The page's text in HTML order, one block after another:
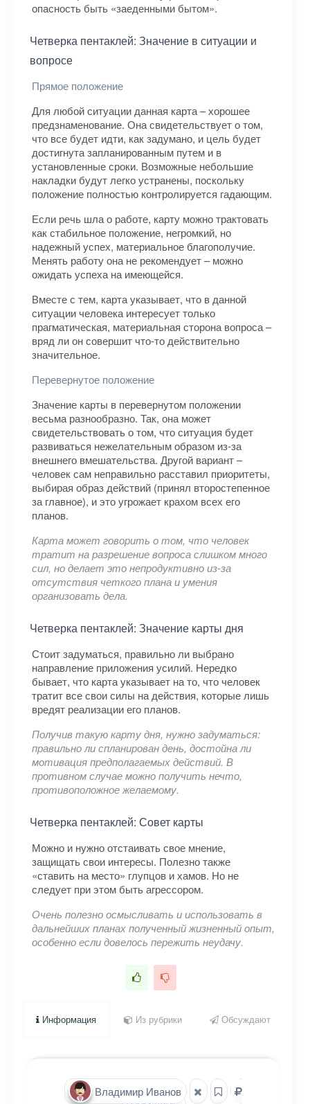
опасность быть «заеденными бытом».
Четверка пентаклей: Значение в ситуации и
вопросе
Прямое положение
Для любой ситуации данная карта – хорошее
предзнаменование. Она свидетельствует о том,
что все будет идти, как задумано, и цель будет
достигнута запланированным путем и в
установленные сроки. Возможные небольшие
накладки будут легко устранены, поскольку
положение полностью контролируется гадающим.
Если речь шла о работе, карту можно трактовать
как стабильное положение, негромкий, но
надежный успех, материальное благополучие.
Менять работу она не рекомендует – можно
ожидать успеха на имеющейся.
Вместе с тем, карта указывает, что в данной
ситуации человека интересует только
прагматическая, материальная сторона вопроса –
вряд ли он совершит что-то действительно
значительное.
Перевернутое положение
Значение карты в перевернутом положении
весьма разнообразно. Так, она может
свидетельствовать о том, что ситуация будет
развиваться нежелательным образом из-за
внешнего вмешательства. Другой вариант –
человек сам неправильно расставил приоритеты,
выбирая образ действий (принял второстепенное
за главное), и это угрожает крахом всех его
планов.
Карта может говорить о том, что человек
тратит на разрешение вопроса слишком много
сил, но делает это непродуктивно из-за
отсутствия четкого плана и умения
организовать дела.
Четверка пентаклей: Значение карты дня
Стоит задуматься, правильно ли выбрано
направление приложения усилий. Нередко
бывает, что карта указывает на то, что человек
тратит все свои силы на действия, которые лишь
вредят реализации его планов.
Получив такую карту дня, нужно задуматься:
правильно ли спланирован день, достойна ли
мотивация предполагаемых действий. В
противном случае можно получить нечто,
противоположное желаемому.
Четверка пентаклей: Совет карты
Можно и нужно отстаивать свое мнение,
защищать свои интересы. Полезно также
«ставить на место» глупцов и хамов. Но не
следует при этом быть агрессором.
Очень полезно осмысливать и использовать в
дальнейших планах полученный жизненный опыт,
особенно если довелось пережить неудачу.
Информация Из рубрики Обсуждают
Владимир Иванов